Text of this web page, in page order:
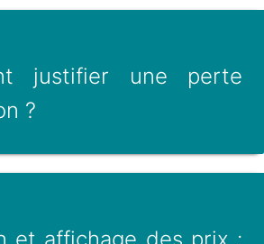
justifier une perte
?